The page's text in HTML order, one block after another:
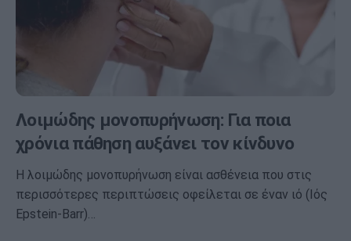
Λοιμώδης μονοπυρήνωση: Για ποια
χρόνια πάθηση αυξάνει τον κίνδυνο
Η λοιμώδης μονοπυρήνωση είναι ασθένεια που στις
περισσότερες περιπτώσεις οφείλεται σε έναν ιό (Ιός
Epstein-Barr)…